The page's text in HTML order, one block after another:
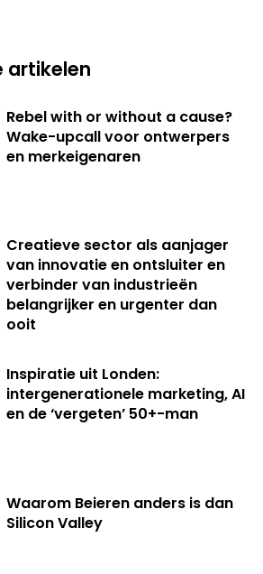
artikelen
Rebel with or without a cause?
Wake-upcall voor ontwerpers
en merkeigenaren
Creatieve sector als aanjager
van innovatie en ontsluiter en
verbinder van industrieën
belangrijker en urgenter dan
ooit
Inspiratie uit Londen:
intergenerationele marketing, AI
en de ‘vergeten’ 50+-man
Waarom Beieren anders is dan
Silicon Valley